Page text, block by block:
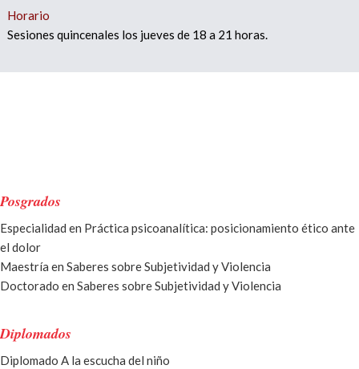
Horario
Sesiones quincenales los jueves de 18 a 21 horas.
Posgrados
Especialidad en Práctica psicoanalí­tica: posicionamiento ético ante
el dolor
Maestrí­a en Saberes sobre Subjetividad y Violencia
Doctorado en Saberes sobre Subjetividad y Violencia
Diplomados
Diplomado A la escucha del niño